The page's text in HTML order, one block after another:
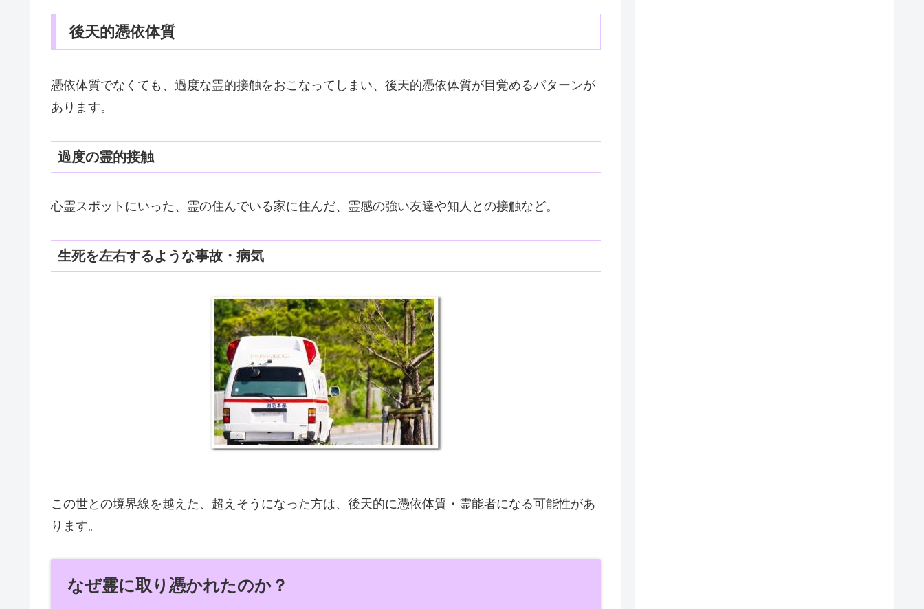
後天的憑依体質
憑依体質でなくても、過度な霊的接触をおこなってしまい、後天的憑依体質が目覚めるパターンが
あります。
過度の霊的接触
心霊スポットにいった、霊の住んでいる家に住んだ、霊感の強い友達や知人との接触など。
生死を左右するような事故・病気
この世との境界線を越えた、超えそうになった方は、後天的に憑依体質・霊能者になる可能性があ
ります。
なぜ霊に取り憑かれたのか？